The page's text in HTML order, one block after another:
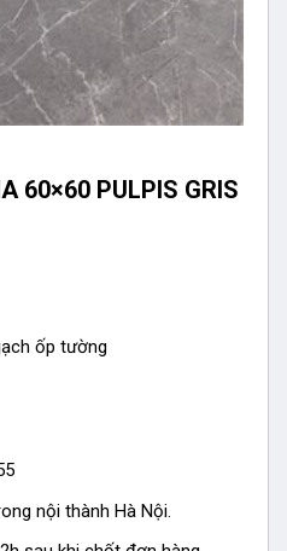
60×60 PULPIS GRIS
ốp tường
nội thành Hà Nội.